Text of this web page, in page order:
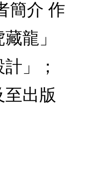
簡介 作
龍」
」；
出版